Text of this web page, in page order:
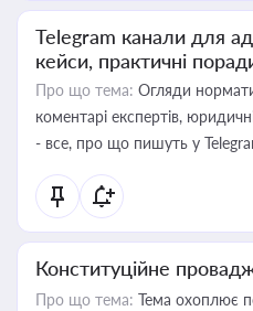
Telegram канали для
кейси, практичні
Про що тема: Огляди
коментарі експертів,
- все, про що пишуть у
Конституційне
Про що тема: Тема охоплює